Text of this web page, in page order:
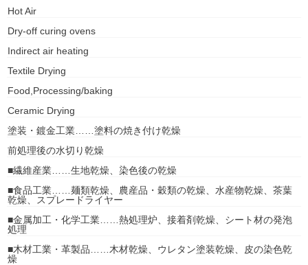
Hot Air
Dry-off curing ovens
Indirect air heating
Textile Drying
Food,Processing/baking
Ceramic Drying
塗装・鍍金工業……塗料の焼き付け乾燥
前処理後の水切り乾燥
■繊維産業……生地乾燥、染色後の乾燥
■食品工業……麺類乾燥、農産品・穀類の乾燥、水産物乾燥、茶葉
乾燥、スプレードライヤー
■金属加工・化学工業……熱処理炉、接着剤乾燥、シート材の発泡
処理
■木材工業・革製品……木材乾燥、ウレタン塗装乾燥、皮の染色乾
燥